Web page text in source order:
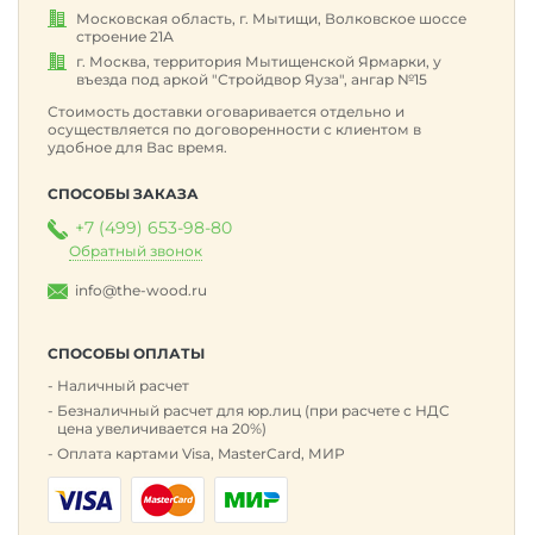
Московская область, г. Мытищи, Волковское шоссе
строение 21А
г. Москва, территория Мытищенской Ярмарки, у
въезда под аркой "Стройдвор Яуза", ангар №15
Стоимость доставки оговаривается отдельно и
осуществляется по договоренности с клиентом в
удобное для Вас время.
СПОСОБЫ ЗАКАЗА
+7 (499) 653-98-80
Обратный звонок
info@the-wood.ru
СПОСОБЫ ОПЛАТЫ
Наличный расчет
Безналичный расчет для юр.лиц (при расчете с НДС
цена увеличивается на 20%)
Оплата картами Visa, MasterCard, МИР